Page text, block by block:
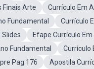
Finais Arte
Currículo Em
Fundamental
Currículo
Efape Currículo
Fundamental
Currículo
Pag 176
Apostila